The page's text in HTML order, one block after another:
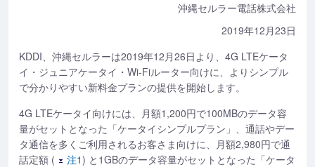
沖縄セルラー電話株式会社
2019年12月23日
KDDI、沖縄セルラーは2019年12月26日より、4G LTEケータ
イ・ジュニアケータイ・Wi-Fiルーター向けに、よりシンプル
で分かりやすい新料金プランの提供を開始します。
4G LTEケータイ向けには、月額1,200円で100MBのデータ容
量がセットとなった「ケータイシンプルプラン」、通話やデー
タ通信を多くご利用されるお客さま向けに、月額2,980円で通
話定額 (
注1) と1GBのデータ容量がセットとなった「ケータ